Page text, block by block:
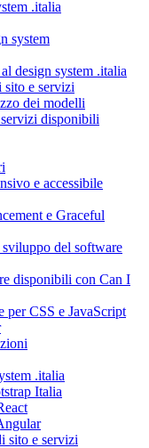
.italia
system
design system .italia
sito e servizi
dei modelli
disponibili
e accessibile
e Graceful
del software
disponibili con Can I
per CSS e JavaScript
.italia
Italia
sito e servizi